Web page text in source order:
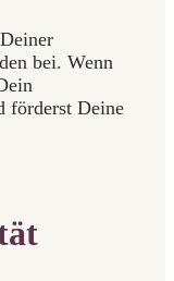
bei. Wenn
förderst Deine